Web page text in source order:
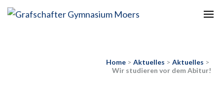
Home > Aktuelles > Aktuelles >
Wir studieren vor dem Abitur!